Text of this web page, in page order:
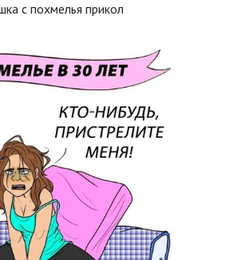
с похмелья прикол